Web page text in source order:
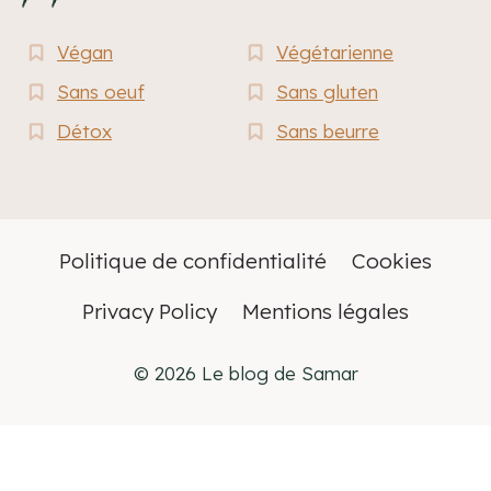
Végan
Végétarienne
Sans oeuf
Sans gluten
Détox
Sans beurre
Politique de confidentialité
Cookies
Privacy Policy
Mentions légales
© 2026 Le blog de Samar